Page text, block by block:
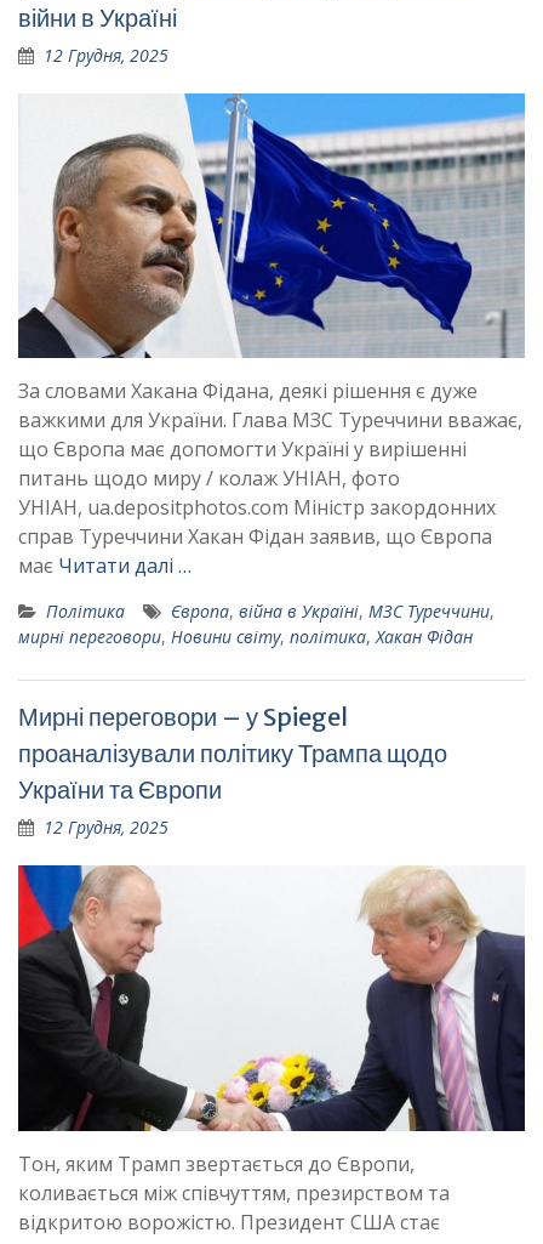
війни в Україні
12 Грудня, 2025
За словами Хакана Фідана, деякі рішення є дуже
важкими для України. Глава МЗС Туреччини вважає,
що Європа має допомогти Україні у вирішенні
питань щодо миру / колаж УНІАН, фото
УНІАН, ua.depositphotos.com Міністр закордонних
справ Туреччини Хакан Фідан заявив, що Європа
має Читати далі …
Політика Європа, війна в Україні, МЗС Туреччини,
мирні переговори, Новини світу, політика,Хакан Фідан
Мирні переговори – у Spiegel
проаналізували політику Трампа щодо
України та Європи
12 Грудня, 2025
Тон, яким Трамп звертається до Європи,
коливається між співчуттям, презирством та
відкритою ворожістю. Президент США стає